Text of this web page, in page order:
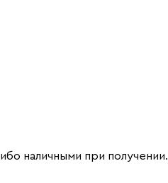
наличными при получении.